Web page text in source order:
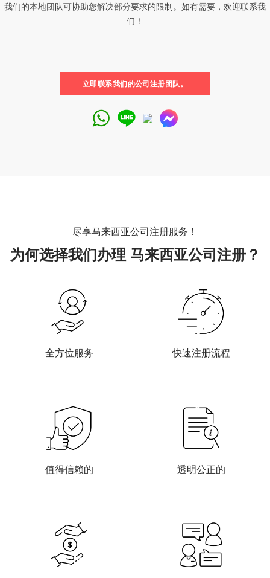
我们的本地团队可协助您解决部分要求的限制。如有需要，欢迎联系我
们！
立即联系我们的公司注册团队。
尽享马来西亚公司注册服务！
为何选择我们办理 马来西亚公司注册？
全方位服务 快速注册流程
值得信赖的 透明公正的